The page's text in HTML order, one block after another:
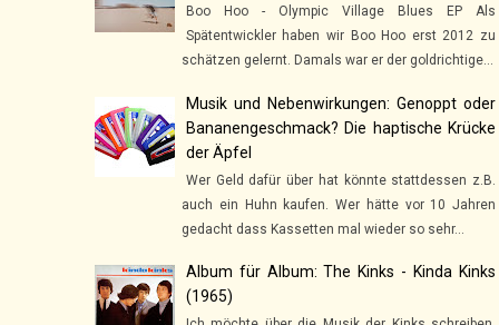
Boo Hoo - Olympic Village Blues EP Als
Spätentwickler haben wir Boo Hoo erst 2012 zu
schätzen gelernt. Damals war er der goldrichtige...
Musik und Nebenwirkungen: Genoppt oder
Bananengeschmack? Die haptische Krücke
der Äpfel
Wer Geld dafür über hat könnte stattdessen z.B.
auch ein Huhn kaufen. Wer hätte vor 10 Jahren
gedacht dass Kassetten mal wieder so sehr...
Album für Album: The Kinks - Kinda Kinks
(1965)